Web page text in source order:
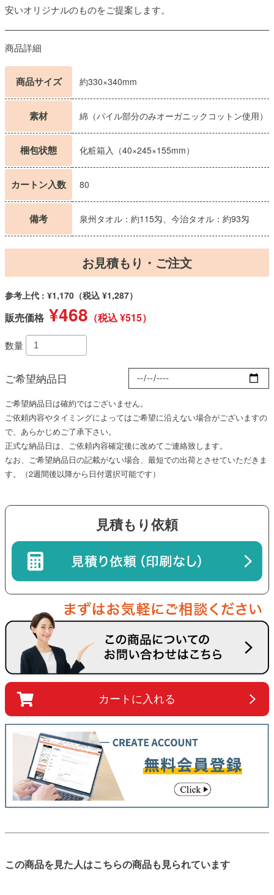
安いオリジナルのものをご提案します。
商品詳細
商品サイズ 約330×340mm
素材 綿（パイル部分のみオーガニックコットン使用）
梱包状態 化粧箱入（40×245×155mm）
カートン入数 80
備考 泉州タオル：約115匁、今治タオル：約93匁
お見積もり・ご注文
参考上代 : ¥1,170 （税込 ¥1,287）
販売価格 ¥468 （税込 ¥515）
数量
ご希望納品日
ご希望納品日は確約ではございません。
ご依頼内容やタイミングによってはご希望に沿えない場合がございますの
で、あらかじめご了承下さい。
正式な納品日は、ご依頼内容確定後に改めてご連絡致します。
なお、ご希望納品日の記載がない場合、最短での出荷とさせていただきま
す。（2週間後以降から日付選択可能です）
見積もり依頼
カートに入れる
この商品を見た人はこちらの商品も見られています